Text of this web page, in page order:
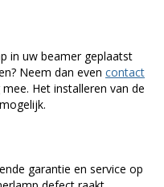
in uw beamer geplaatst
Neem dan even contact
Het installeren van de
garantie en service op